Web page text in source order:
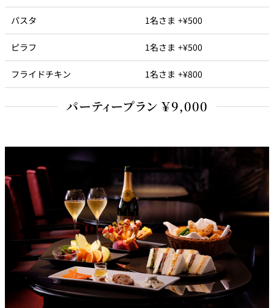
パスタ 1名さま +¥500
ピラフ 1名さま +¥500
フライドチキン 1名さま +¥800
パーティープラン ￥9,000